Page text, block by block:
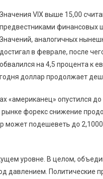
Значения VIX выше 15,00
предвестниками финансовых
Значений, аналогичных
достигал в феврале, после
обвалился на 4,5 процента к
доллар продолжает
«американец» опустился
форекс снижение
может подешеветь до 2,1000
уровне. В целом,
давлением. Политические